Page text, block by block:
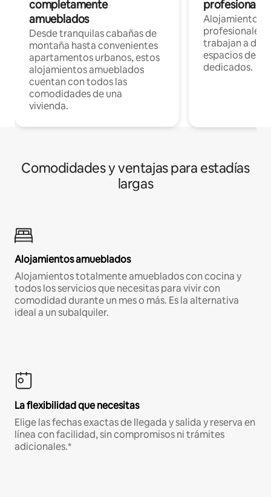
completamente
amueblados
Desde tranquilas cabañas de
montaña hasta convenientes
apartamentos urbanos, estos
alojamientos amueblados
cuentan con todos las
comodidades de una
vivienda.
Alojamientos
profesionales
trabajan a
espacios de
dedicados.
Comodidades y ventajas para estadías
largas
Alojamientos amueblados
Alojamientos totalmente amueblados con cocina y
todos los servicios que necesitas para vivir con
comodidad durante un mes o más. Es la alternativa
ideal a un subalquiler.
La flexibilidad que necesitas
Elige las fechas exactas de llegada y salida y reserva en
línea con facilidad, sin compromisos ni trámites
adicionales.*